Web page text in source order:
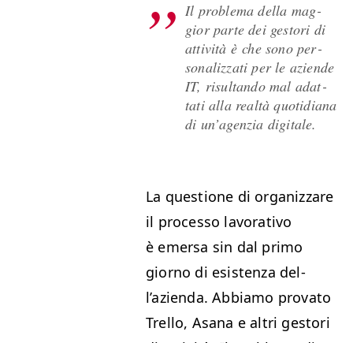
Il prob­le­ma del­la mag­
gior parte dei gestori di
attiv­ità è che sono per­
son­al­iz­za­ti per le aziende
IT, risul­tan­do mal adat­
tati alla realtà quo­tid­i­ana
di un’a­gen­zia digitale.
La ques­tione di orga­niz­zare
il proces­so lavo­ra­ti­vo
è emer­sa sin dal pri­mo
giorno di esisten­za del­
l’azien­da. Abbi­amo prova­to
Trel­lo, Asana e altri gestori